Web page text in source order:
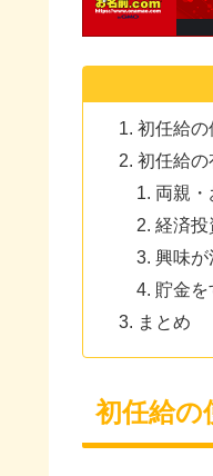
初任給の
初任給
両親
経済投
興味が
貯金を
まとめ
初任給の